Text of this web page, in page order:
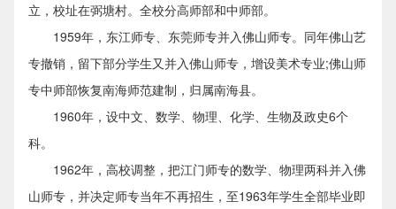
立，校址在弼塘村。全校分高师部和中师部。
1959年，东江师专、东莞师专并入佛山师专。同年佛山艺
专撤销，留下部分学生又并入佛山师专，增设美术专业;佛山师
专中师部恢复南海师范建制，归属南海县。
1960年，设中文、数学、物理、化学、生物及政史6个
科。
1962年，高校调整，把江门师专的数学、物理两科并入佛
山师专，并决定师专当年不再招生，至1963年学生全部毕业即